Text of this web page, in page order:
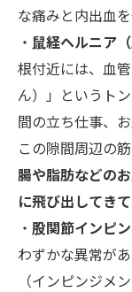
な痛みと内出血
​​​​​​​・ 鼠経ヘルニア
根付近には、血
ん）」というト
間の立ち仕事、
この隙間周辺の
腸や脂肪などの
に飛び出してき
​​​​​​​・ 股関節インピ
わずかな異常が
（インピンジメ